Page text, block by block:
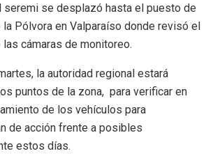
seremi se desplazó hasta el puesto de
la Pólvora en Valparaíso donde revisó el
cámaras de monitoreo.
la autoridad regional estará
puntos de la zona, para verificar en
de los vehículos para
de acción frente a posibles
estos días.